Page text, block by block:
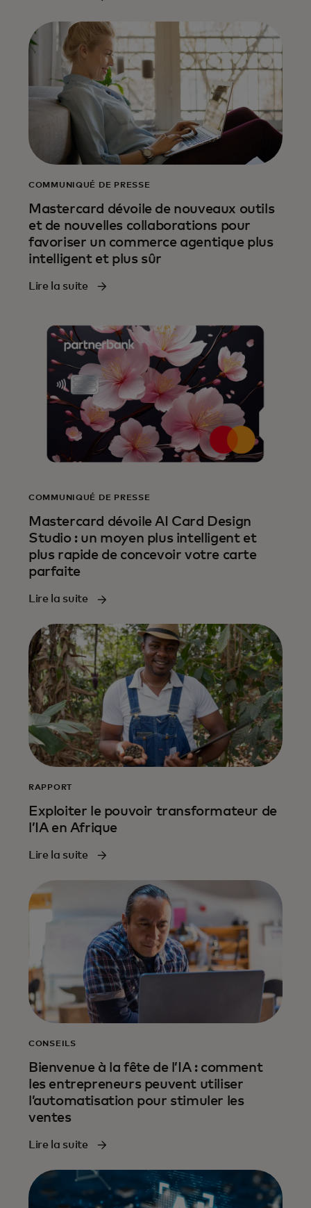
COMMUNIQUÉ DE PRESSE
Mastercard dévoile de nouveaux outils
et de nouvelles collaborations pour
favoriser un commerce agentique plus
intelligent et plus sûr
Lire la suite
COMMUNIQUÉ DE PRESSE
Mastercard dévoile AI Card Design
Studio : un moyen plus intelligent et
plus rapide de concevoir votre carte
parfaite
Lire la suite
RAPPORT
Exploiter le pouvoir transformateur de
l’IA en Afrique
Lire la suite
CONSEILS
Bienvenue à la fête de l’IA : comment
les entrepreneurs peuvent utiliser
l’automatisation pour stimuler les
ventes
Lire la suite